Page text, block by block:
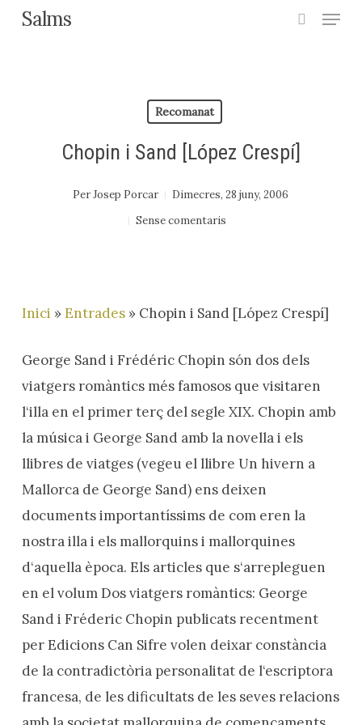
SkipSalms Menu
Recomanat
Chopin i Sand [López Crespí]
Per Josep Porcar
Dimecres, 28 juny, 2006
Sense comentaris
Inici »Entrades» Chopin i Sand [López Crespí]
George Sand i Frédéric Chopin són dos dels
viatgers romàntics més famosos que visitaren
l‘illa en el primer terç del segle XIX. Chopin amb
la música i George Sand amb la novella i els
llibres de viatges (vegeu el llibre Un hivern a
Mallorca de George Sand) ens deixen
documents importantíssims de com eren la
nostra illa i els mallorquins i mallorquines
d‘aquella època. Els articles que s‘arrepleguen
en el volum Dos viatgers romàntics: George
Sand i Fréderic Chopin publicats recentment
per Edicions Can Sifre volen deixar constància
de la contradictòria personalitat de l‘escriptora
francesa, de les dificultats de les seves relacions